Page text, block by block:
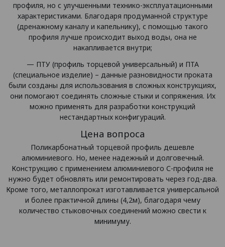
профиля, но с улучшенными технико-эксплуатационными
характеристиками. Благодаря продуманной структуре
(дренажному каналу и капельнику), с помощью такого
профиля лучше происходит выход воды, она не
накапливается внутри;
— ПТУ (профиль торцевой универсальный) и ПТА
(специальное изделие) – данные разновидности проката
были созданы для использования в сложных конструкциях,
они помогают соединять сложные стыки и сопряжения. Их
можно применять для разработки конструкций
нестандартных конфигураций.
Цена вопроса
Поликарбонатный торцевой профиль дешевле
алюминиевого. Но, менее надежный и долговечный.
Конструкцию с применением алюминиевого С-профиля не
нужно будет обновлять или ремонтировать через год-два.
Кроме того, металлопрокат изготавливается универсальной
и более практичной длины (4,2м), благодаря чему
количество стыковочных соединений можно свести к
минимуму.